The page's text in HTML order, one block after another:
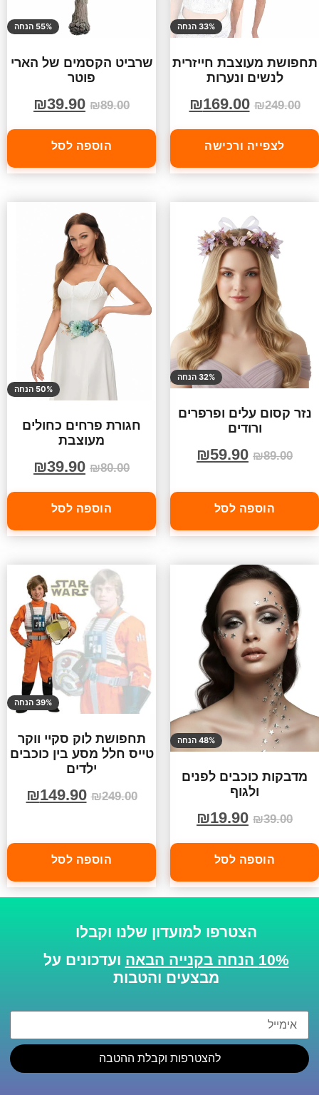
33% הנחה
תחפושת מעוצבת חייזרית
לנשים ונערות
₪249.00
₪169.00
לצפייה ורכישה
55% הנחה
שרביט הקסמים של הארי
פוטר
₪89.00
₪39.90
הוספה לסל
32% הנחה
נזר קסום עלים ופרפרים
ורודים
₪89.00
₪59.90
הוספה לסל
50% הנחה
חגורת פרחים כחולים
מעוצבת
₪80.00
₪39.90
הוספה לסל
48% הנחה
מדבקות כוכבים לפנים
ולגוף
₪39.00
₪19.90
הוספה לסל
39% הנחה
תחפושת לוק סקיי ווקר
טייס חלל מסע בין כוכבים
ילדים
₪249.00
₪149.90
הוספה לסל
הצטרפו למועדון שלנו וקבלו
10% הנחה בקנייה הבאה
ועדכונים על
מבצעים והטבות
להצטרפות וקבלת ההטבה